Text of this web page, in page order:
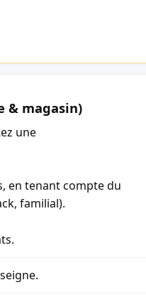
& magasin)
une
en tenant compte du
familial).